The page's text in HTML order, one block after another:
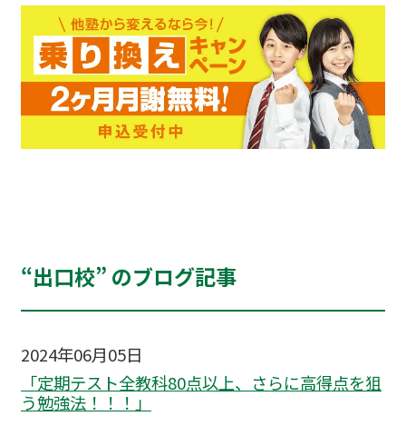
“出口校” のブログ記事
2024年06月05日
「定期テスト全教科80点以上、さらに高得点を狙
う勉強法！！！」